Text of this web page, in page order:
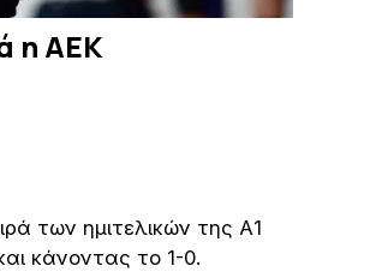
η ΑΕΚ
των ημιτελικών της Α1
κάνοντας το 1-0.